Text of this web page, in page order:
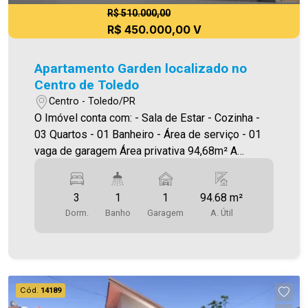
R$ 510.000,00
R$ 450.000,00 V
Apartamento Garden localizado no
Centro de Toledo
Centro - Toledo/PR
O Imóvel conta com: - Sala de Estar - Cozinha -
03 Quartos - 01 Banheiro - Área de serviço - 01
vaga de garagem Área privativa 94,68m² A
carteiras de imóveis administrados da cidade,
atuando com excelência tanto na locação quanto
na venda. Aproveite essa oportunidade, agende
qualquer erro de digitação e/ou ortografia, bem
como alteração dos preços e imagens. Fotos
3
Dorm.
1
Banho
1
Garagem
94.68 m²
A. Útil
Cód. 14189